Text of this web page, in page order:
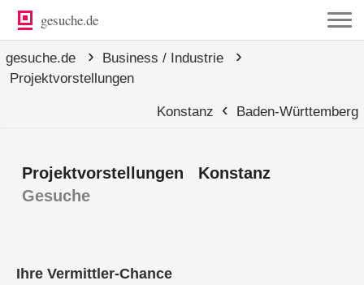
gesuche.de
gesuche.de › Business / Industrie ›
Projektvorstellungen
Konstanz ‹ Baden-Württemberg
Projektvorstellungen Konstanz
Gesuche
Ihre Vermittler-Chance